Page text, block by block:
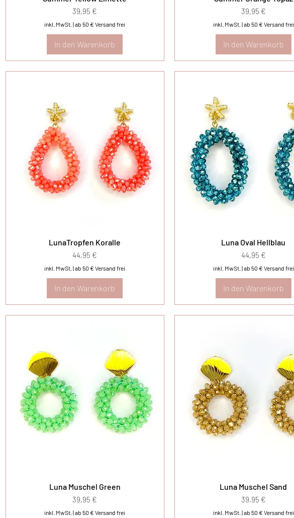
Preis
39,95 €
inkl. MwSt. |ab 50 € Versand frei
In den Warenkorb
Preis
39,95 €
inkl. MwSt. |ab 50 € Versand frei
In den Warenkorb
LunaTropfen Koralle
Preis
44,95 €
inkl. MwSt. |ab 50 € Versand frei
In den Warenkorb
Luna Oval Hellblau
Preis
44,95 €
inkl. MwSt. |ab 50 € Versand frei
In den Warenkorb
Luna Muschel Green
Preis
39,95 €
inkl. MwSt. |ab 50 € Versand frei
Luna Muschel Sand
Preis
39,95 €
inkl. MwSt. |ab 50 € Versand frei